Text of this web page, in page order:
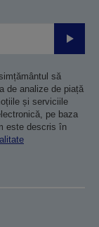
să
de analize de piață
și serviciile
pe baza
este descris în